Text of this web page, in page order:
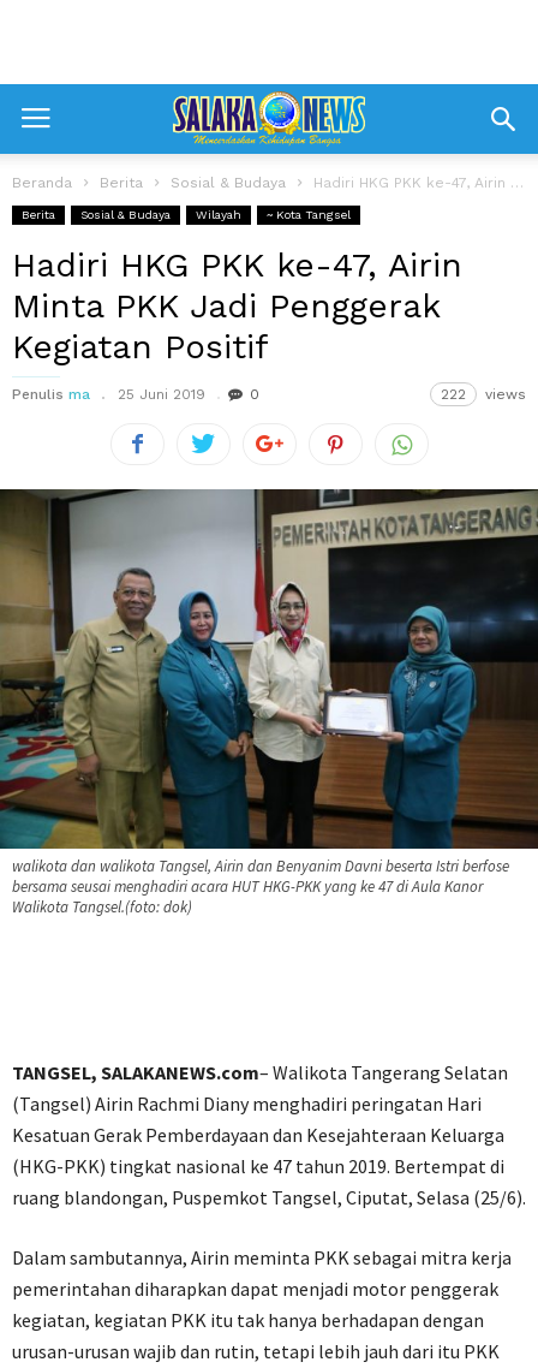
Beranda Berita Sosial & Budaya Hadiri HKG PKK ke-47, Airin Minta PKK Jadi Penggerak Kegiatan Positif
Berita Sosial & Budaya Wilayah ~ Kota Tangsel
Hadiri HKG PKK ke-47, Airin
Minta PKK Jadi Penggerak
Kegiatan Positif
Penulis ma 25 Juni 2019 0 222 views
walikota dan walikota Tangsel, Airin dan Benyanim Davni beserta Istri berfose
bersama seusai menghadiri acara HUT HKG-PKK yang ke 47 di Aula Kanor
Walikota Tangsel.(foto: dok)
TANGSEL, SALAKANEWS.com– Walikota Tangerang Selatan
(Tangsel) Airin Rachmi Diany menghadiri peringatan Hari
Kesatuan Gerak Pemberdayaan dan Kesejahteraan Keluarga
(HKG-PKK) tingkat nasional ke 47 tahun 2019. Bertempat di
ruang blandongan, Puspemkot Tangsel, Ciputat, Selasa (25/6).
Dalam sambutannya, Airin meminta PKK sebagai mitra kerja
pemerintahan diharapkan dapat menjadi motor penggerak
kegiatan, kegiatan PKK itu tak hanya berhadapan dengan
urusan-urusan wajib dan rutin, tetapi lebih jauh dari itu PKK